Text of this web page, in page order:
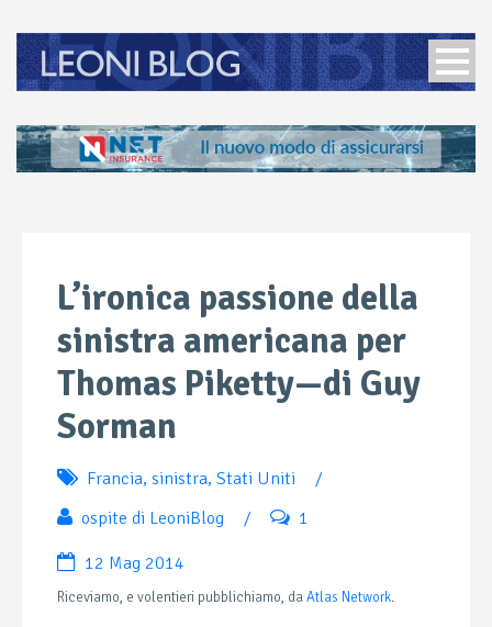
L’ironica passione della
sinistra americana per
Thomas Piketty—di Guy
Sorman
Francia, sinistra, Stati Uniti
/
ospite di LeoniBlog
/ 1
12 Mag 2014
Riceviamo, e volentieri pubblichiamo, daAtlas Network.